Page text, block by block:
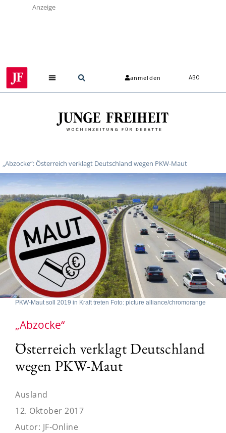
Anzeige
anmelden ABO
„Abzocke“: Österreich verklagt Deutschland wegen PKW-Maut
PKW-Maut soll 2019 in Kraft treten Foto: picture alliance/chromorange
„Abzocke“
Österreich verklagt Deutschland
wegen PKW-Maut
Ausland
12. Oktober 2017
Autor: JF-Online